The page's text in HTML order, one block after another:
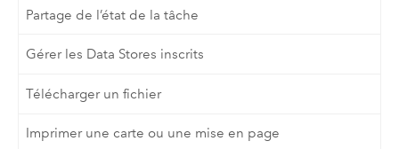
Partage de l’état de la tâche
Gérer les Data Stores inscrits
Télécharger un fichier
Imprimer une carte ou une mise en page